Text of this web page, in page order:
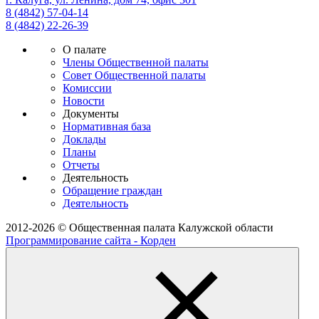
8 (4842) 57-04-14
8 (4842) 22-26-39
О палате
Члены Общественной палаты
Совет Общественной палаты
Комиссии
Новости
Документы
Нормативная база
Доклады
Планы
Отчеты
Деятельность
Обращение граждан
Деятельность
2012-2026 © Общественная палата Калужской области
Программирование сайта - Корден